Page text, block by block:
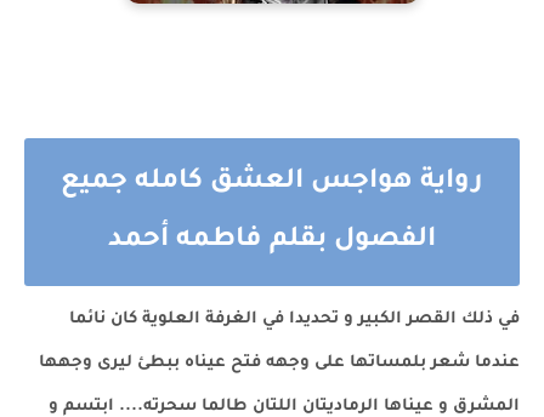
رواية هواجس العشق كامله جميع
الفصول بقلم فاطمه أحمد
في ذلك القصر الكبير و تحديدا في الغرفة العلوية كان نائما
عندما شعر بلمساتها على وجهه فتح عيناه ببطئ ليرى وجهها
المشرق و عيناها الرماديتان اللتان طالما سحرته.... ابتسم و